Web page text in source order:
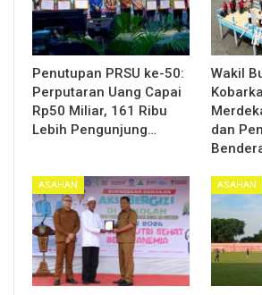
Penutupan PRSU ke-50:
Perputaran Uang Capai
Rp50 Miliar, 161 Ribu
Lebih Pengunjung…
Wakil
dan
ASAHAN ASAHAN